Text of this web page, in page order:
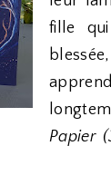
fille
Papier